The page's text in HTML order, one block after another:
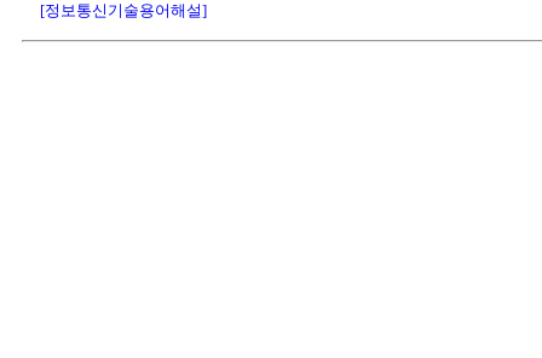
[정보통신기술용어해설]